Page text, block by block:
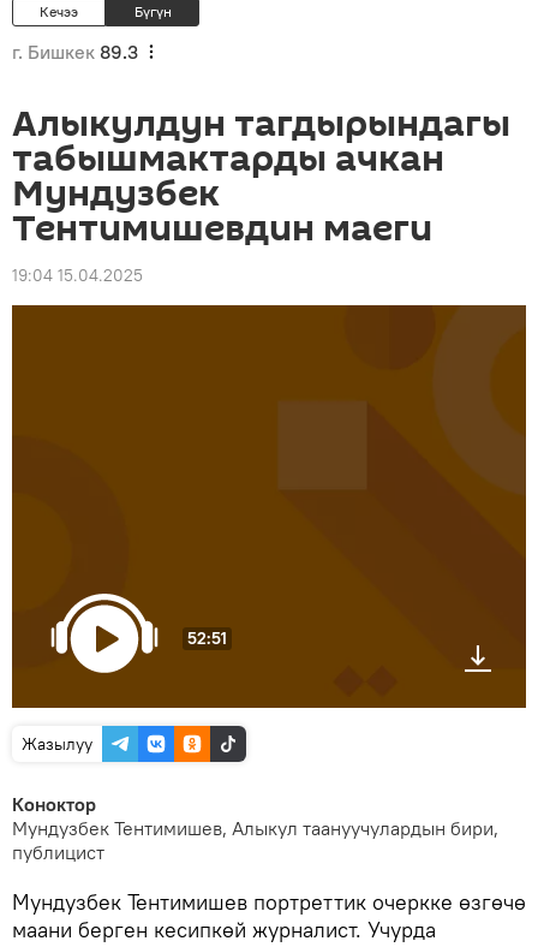
Кечээ Бүгүн
г. Бишкек 89.3
Алыкулдун тагдырындагы
табышмактарды ачкан
Мундузбек
Тентимишевдин маеги
19:04 15.04.2025
52:51
Жазылуу
Коноктор
Мундузбек Тентимишев, Алыкул таануучулардын бири,
публицист
Мундузбек Тентимишев портреттик очеркке өзгөчө
маани берген кесипкөй журналист. Учурда